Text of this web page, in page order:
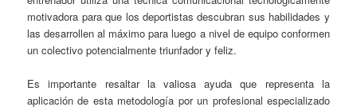
motivadora para que los deportistas descubran sus habilidades y
las desarrollen al máximo para luego a nivel de equipo conformen
un colectivo potencialmente triunfador y feliz.
Es importante resaltar la valiosa ayuda que representa la
aplicación de esta metodología por un profesional especializado